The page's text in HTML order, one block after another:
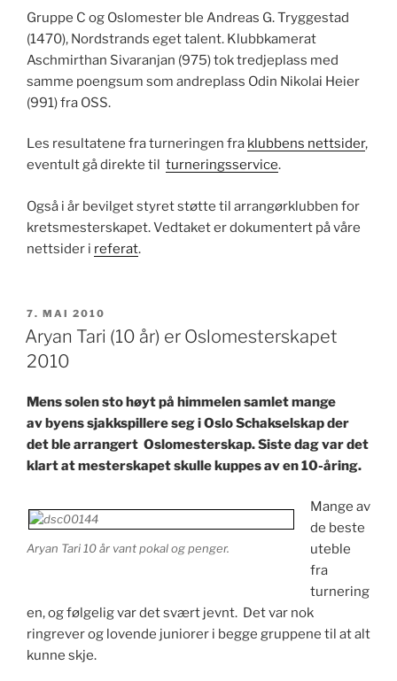
Gruppe C og Oslomester ble Andreas G. Tryggestad
(1470), Nordstrands eget talent. Klubbkamerat
Aschmirthan Sivaranjan (975) tok tredjeplass med
samme poengsum som andreplass Odin Nikolai Heier
(991) fra OSS.
Les resultatene fra turneringen fra klubbens nettsider,
eventult gå direkte til turneringsservice.
Også i år bevilget styret støtte til arrangørklubben for
kretsmesterskapet. Vedtaket er dokumentert på våre
nettsider i referat.
PUBLISERT
7. MAI 2010
Aryan Tari (10 år) er Oslomesterskapet
2010
Mens solen sto høyt på himmelen samlet mange
av byens sjakkspillere seg i Oslo Schakselskap der
det ble arrangert Oslomesterskap. Siste dag var det
klart at mesterskapet skulle kuppes av en 10-åring.
Aryan Tari 10 år vant pokal og penger.
Mange av
de beste
uteble
fra
turnering
en, og følgelig var det svært jevnt. Det var nok
ringrever og lovende juniorer i begge gruppene til at alt
kunne skje.